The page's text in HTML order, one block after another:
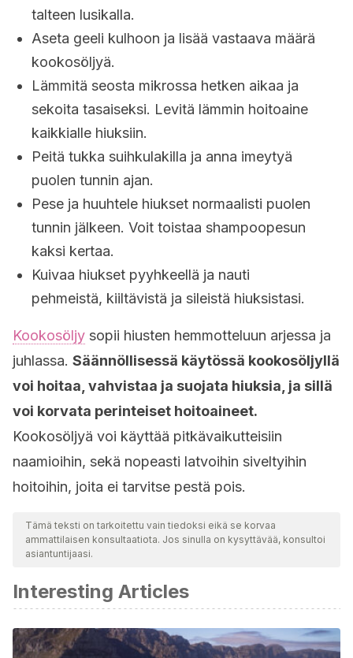
talteen lusikalla.
Aseta geeli kulhoon ja lisää vastaava määrä
kookosöljyä.
Lämmitä seosta mikrossa hetken aikaa ja
sekoita tasaiseksi. Levitä lämmin hoitoaine
kaikkialle hiuksiin.
Peitä tukka suihkulakilla ja anna imeytyä
puolen tunnin ajan.
Pese ja huuhtele hiukset normaalisti puolen
tunnin jälkeen. Voit toistaa shampoopesun
kaksi kertaa.
Kuivaa hiukset pyyhkeellä ja nauti
pehmeistä, kiiltävistä ja sileistä hiuksistasi.
Kookosöljy sopii hiusten hemmotteluun arjessa ja
juhlassa. Säännöllisessä käytössä kookosöljyllä
voi hoitaa, vahvistaa ja suojata hiuksia, ja sillä
voi korvata perinteiset hoitoaineet.
Kookosöljyä voi käyttää pitkävaikutteisiin
naamioihin, sekä nopeasti latvoihin siveltyihin
hoitoihin, joita ei tarvitse pestä pois.
Tämä teksti on tarkoitettu vain tiedoksi eikä se korvaa
ammattilaisen konsultaatiota. Jos sinulla on kysyttävää, konsultoi
asiantuntijaasi.
Interesting Articles